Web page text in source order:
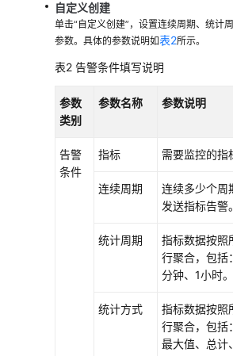
自定义创建
单击“自定义创建”，设置连续周期、统计
参数。具体的参数说明如表2所示。
表2 告警条件填写说明
参数
类别
参数名称 参数说明
告警
条件
指标 需要监控的指
连续周期
连续多少个周
发送指标告警。
统计周期
指标数据按照
行聚合，包括
分钟、1小时。
统计方式
指标数据按照
行聚合，包括
最大值、总计